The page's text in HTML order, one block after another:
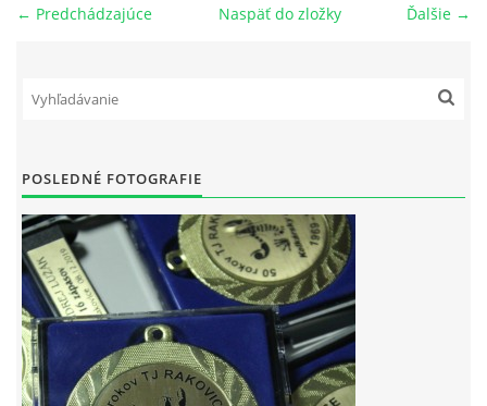
VÝKONNÝ VÝBOR ODDIELU
NOVOROČNÝ TURNAJ
POZVÁNKY
LETNÝ TURNAJ JEDNOTLIVCOV
← Predchádzajúce Ďalšie →
Naspäť do zložky
POSLEDNÉ FOTOGRAFIE